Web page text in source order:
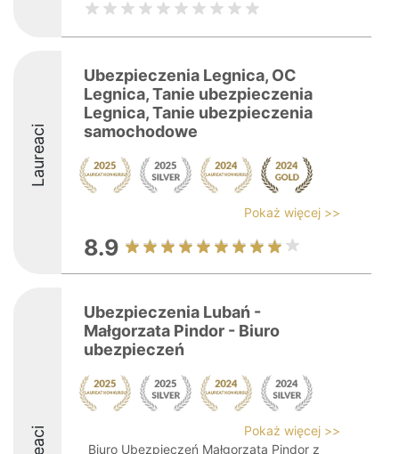
Laureaci
Ubezpieczenia Legnica, OC
Legnica, Tanie ubezpieczenia
Legnica, Tanie ubezpieczenia
samochodowe
Pokaż więcej >>
8.9
Ubezpieczenia Lubań -
Małgorzata Pindor - Biuro
ubezpieczeń
Pokaż więcej >>
Biuro Ubezpieczeń Małgorzata Pindor z